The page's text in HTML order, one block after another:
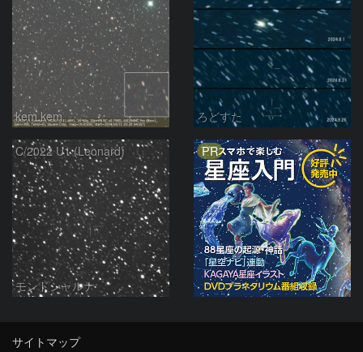
kem.kem ろどすた
C/2022 U1 (Leonard)
モンドシャルナ
PR
サイトマップ